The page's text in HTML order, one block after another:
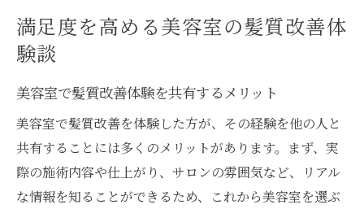
満足度を高める美容室の髪質改善体
験談
美容室で髪質改善体験を共有するメリット
美容室で髪質改善を体験した方が、その経験を他の人と
共有することには多くのメリットがあります。まず、実
際の施術内容や仕上がり、サロンの雰囲気など、リアル
な情報を知ることができるため、これから美容室を選ぶ